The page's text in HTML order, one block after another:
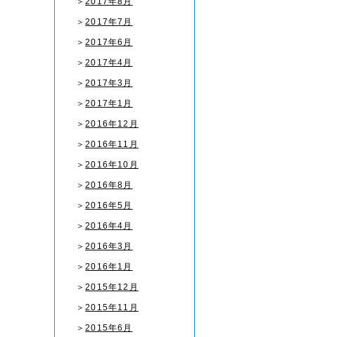
＞2017年7月
＞2017年6月
＞2017年4月
＞2017年3月
＞2017年1月
＞2016年12月
＞2016年11月
＞2016年10月
＞2016年8月
＞2016年5月
＞2016年4月
＞2016年3月
＞2016年1月
＞2015年12月
＞2015年11月
＞2015年6月